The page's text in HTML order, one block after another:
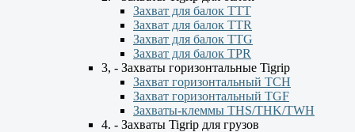
Захват для балок ТТТ
Захват для балок TTR
Захват для балок TTG
Захват для балок TPR
3, - Захваты горизонтальные Tigrip
Захват горизонтальный ТСН
Захват горизонтальный ТGF
Захваты-клеммы THS/THK/TWH
4. - Захваты Tigrip для грузов